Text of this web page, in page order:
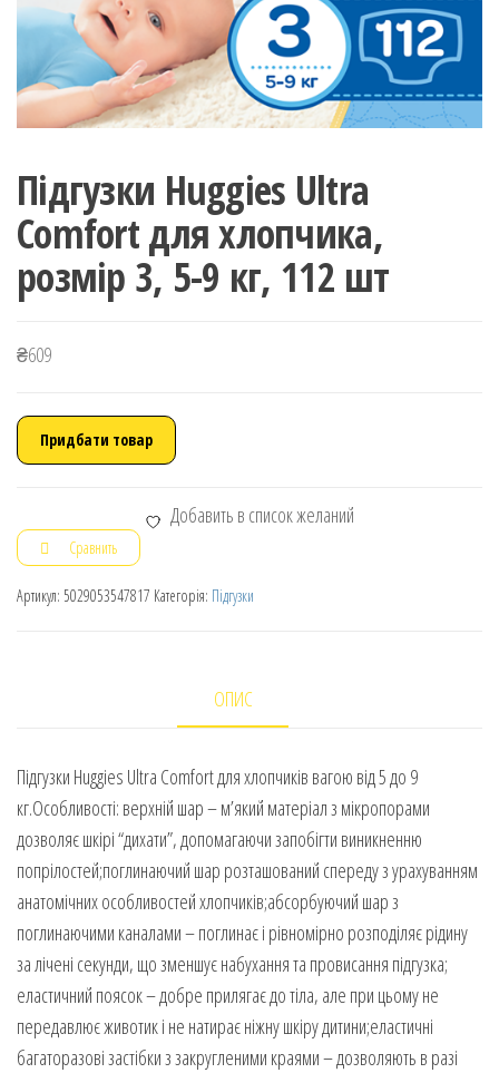
Підгузки Huggies Ultra
Comfort для хлопчика,
розмір 3, 5-9 кг, 112 шт
₴609
Придбати товар
Добавить в список желаний
Сравнить
Артикул: 5029053547817 Категорія: Підгузки
ОПИС
Підгузки Huggies Ultra Comfort для хлопчиків вагою від 5 до 9
кг.Особливості: верхній шар – м’який матеріал з мікропорами
дозволяє шкірі “дихати”, допомагаючи запобігти виникненню
попрілостей;поглинаючий шар розташований спереду з урахуванням
анатомічних особливостей хлопчиків;абсорбуючий шар з
поглинаючими каналами – поглинає і рівномірно розподіляє рідину
за лічені секунди, що зменшує набухання та провисання підгузка;
еластичний поясок – добре прилягає до тіла, але при цьому не
передавлює животик і не натирає ніжну шкіру дитини;еластичні
багаторазові застібки з закругленими краями – дозволяють в разі